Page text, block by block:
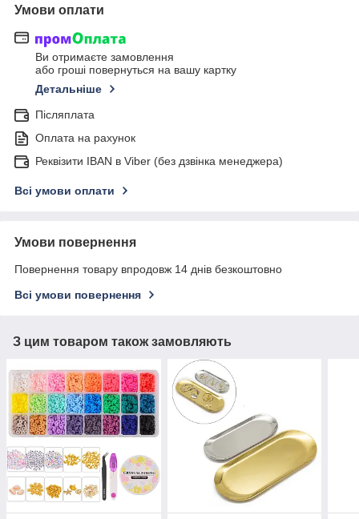
Умови оплати
Ви отримаєте замовлення
або гроші повернуться на вашу картку
Детальніше
Післяплата
Оплата на рахунок
Реквізити IBAN в Viber (без дзвінка менеджера)
Всі умови оплати
Умови повернення
Повернення товару впродовж 14 днів безкоштовно
Всі умови повернення
З цим товаром також замовляють